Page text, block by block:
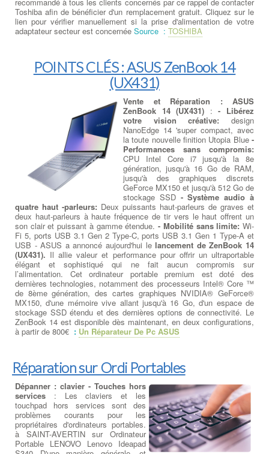
Toshiba afin de bénéficier d'un remplacement gratuit. Cliquez sur le
lien pour vérifier manuellement si la prise d'alimentation de votre
adaptateur secteur est concernée Source : TOSHIBA
POINTS CLÉS : ASUS ZenBook 14
(UX431)
Vente et Réparation : ASUS
ZenBook 14 (UX431) :- Libérez
votre vision créative: design
NanoEdge 14 'super compact, avec
la toute nouvelle finition Utopia Blue -
Performances sans compromis:
CPU Intel Core i7 jusqu'à la 8e
génération, jusqu'à 16 Go de RAM,
jusqu'à des graphiques discrets
GeForce MX150 et jusqu'à 512 Go de
stockage SSD - Système audio à
quatre haut -parleurs: Deux puissants haut-parleurs de graves et
deux haut-parleurs à haute fréquence de tir vers le haut offrent un
son clair et puissant à gamme étendue.- Mobilité sans limite: Wi-
Fi 5, ports USB 3.1 Gen 2 Type-C, ports USB 3.1 Gen 1 Type-A et
USB - ASUS a annoncé aujourd'hui le lancement de ZenBook 14
(UX431). Il allie valeur et performance pour offrir un ultraportable
élégant et sophistiqué qui ne fait aucun compromis sur
l’alimentation. Cet ordinateur portable premium est doté des
dernières technologies, notamment des processeurs Intel® Core ™
de 8ème génération, des cartes graphiques NVIDIA® GeForce®
MX150, d'une mémoire vive allant jusqu'à 16 Go, d'un espace de
stockage SSD étendu et des dernières options de connectivité. Le
ZenBook 14 est disponible dès maintenant, en deux configurations,
à partir de 800€ : Un Réparateur De Pc ASUS
Réparation sur Ordi Portables
Dépanner : clavier - Touches hors
services : Les claviers et les
touchpad hors services sont des
problèmes courants pour les
propriétaires d'ordinateurs portables.
à SAINT-AVERTIN sur Ordinateur
Portable LENOVO Lenovo Ideapad